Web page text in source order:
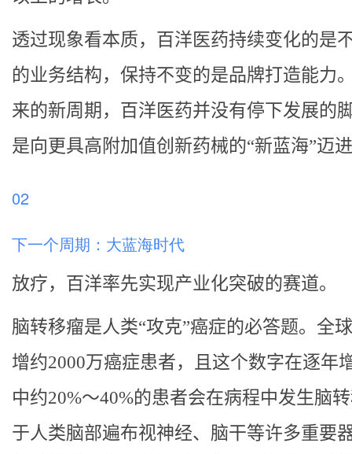
透过现象看本质，百洋医药持续变化的是
的业务结构，保持不变的是品牌打造能力
来的新周期，百洋医药并没有停下发展的
是向更具高附加值创新药械的“新蓝海”迈
02
下一个周期：大蓝海时代
放疗，百洋率先实现产业化突破的赛道。
脑转移瘤是人类“攻克”癌症的必答题。全
增约2000万癌症患者，且这个数字在逐年
中约20%～40%的患者会在病程中发生脑
于人类脑部遍布视神经、脑干等许多重要